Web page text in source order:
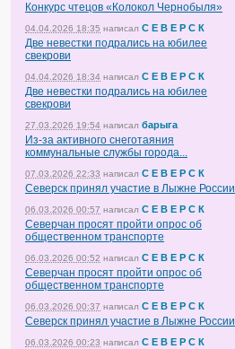
Конкурс чтецов «Колокол Чернобыля»
04.04.2026 18:35 написал С Е В Е Р С К
Две невестки подрались на юбилее
свекрови
04.04.2026 18:34 написал С Е В Е Р С К
Две невестки подрались на юбилее
свекрови
27.03.2026 19:54 написал барыга
Из-за активного снеготаяния
коммунальные службы города...
07.03.2026 22:33 написал С Е В Е Р С К
Северск принял участие в Лыжне России
06.03.2026 00:57 написал С Е В Е Р С К
Северчан просят пройти опрос об
общественном транспорте
06.03.2026 00:52 написал С Е В Е Р С К
Северчан просят пройти опрос об
общественном транспорте
06.03.2026 00:37 написал С Е В Е Р С К
Северск принял участие в Лыжне России
06.03.2026 00:23 написал С Е В Е Р С К